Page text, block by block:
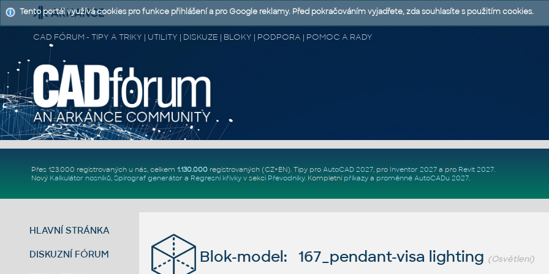
CAD FÓRUM - TIPY A TRIKY | UTILITY | DISKUZE | BLOKY | PODPORA | POMOC A RADY
Přes 123.000 registrovaných u nás, celkem 1.130.000registrovaných (CZ+EN). Tipy pro AutoCAD 2027, pro Inventor 2027a pro Revit 2027.
Nový Kalkulátor nosníků, Spirograf generátor a Regresní křivkyv sekci Převodníky. Kompletní příkazya proměnné AutoCADu 2027.
HLAVNÍ STRÁNKA
DISKUZNÍ FÓRUM Blok-model: 167_pendant-visa lighting (Osvětlení)
Tento portál využívá cookies pro funkce přihlášení a pro Google reklamy. Před pokračováním vyjadřete, zda souhlasíte s použitím cookies.